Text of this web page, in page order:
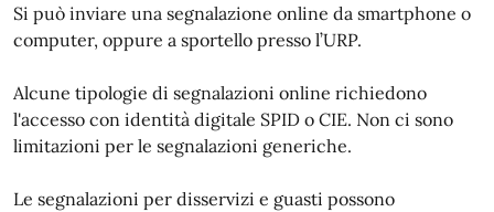
Si può inviare una segnalazione online da smartphone o
computer, oppure a sportello presso l’URP.
Alcune tipologie di segnalazioni online richiedono
l'accesso con identità digitale SPID o CIE. Non ci sono
limitazioni per le segnalazioni generiche.
Le segnalazioni per disservizi e guasti possono